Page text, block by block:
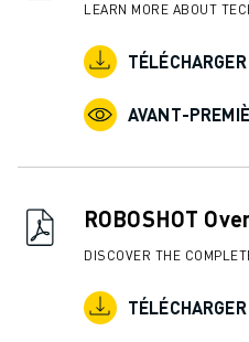
LEARN MORE ABOUT
TÉLÉCHARGER
AVANT-
ROBOSHOT
DISCOVER THE
TÉLÉCHARGER